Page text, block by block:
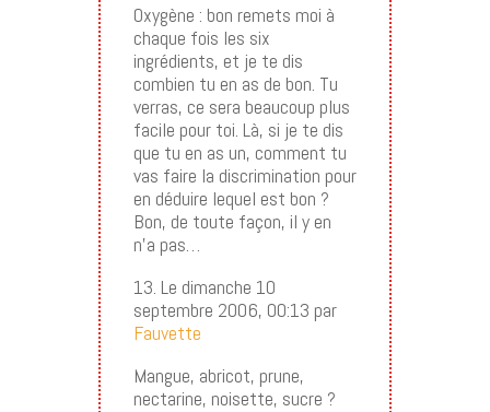
Oxygène : bon remets moi à
chaque fois les six
ingrédients, et je te dis
combien tu en as de bon. Tu
verras, ce sera beaucoup plus
facile pour toi. Là, si je te dis
que tu en as un, comment tu
vas faire la discrimination pour
en déduire lequel est bon ?
Bon, de toute façon, il y en
n’a pas…
13. Le dimanche 10
septembre 2006, 00:13 par
Fauvette
Mangue, abricot, prune,
nectarine, noisette, sucre ?